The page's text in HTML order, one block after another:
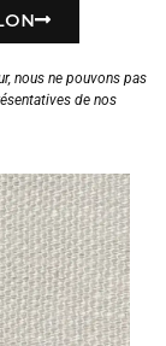
nous ne pouvons pas
de nos